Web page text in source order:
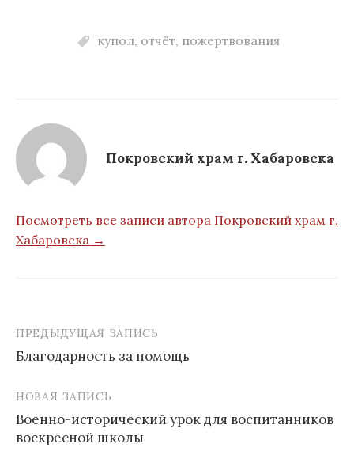
купол, отчёт, пожертвования
Покровский храм г. Хабаровска
Посмотреть все записи автора Покровский храм г.
Хабаровска →
Навигация
по
записям
ПРЕДЫДУЩАЯ ЗАПИСЬ
Благодарность за помощь
НОВАЯ ЗАПИСЬ
Военно-исторический урок для воспитанников
воскресной школы